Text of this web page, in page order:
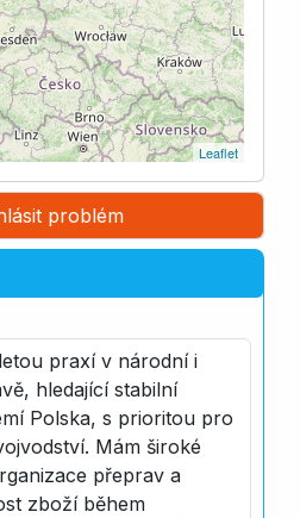
Leaflet
problém
praxí v národní i
hledající stabilní
Polska, s prioritou pro
Mám široké
přeprav a
zboží během